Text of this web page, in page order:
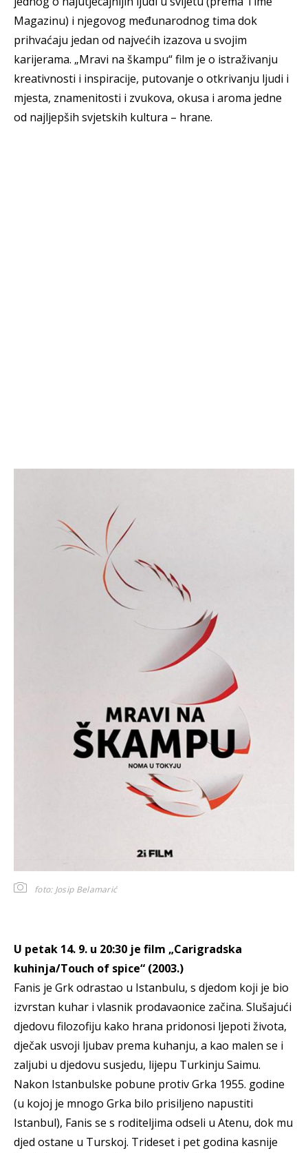
Magazinu) i njegovog međunarodnog tima dok
prihvaćaju jedan od najvećih izazova u svojim
karijerama. „Mravi na škampu“ film je o istraživanju
kreativnosti i inspiracije, putovanje o otkrivanju ljudi i
mjesta, znamenitosti i zvukova, okusa i aroma jedne
od najljepših svjetskih kultura – hrane.
foto: Josip Belamarić
U petak 14. 9. u 20:30 je film „Carigradska
kuhinja/Touch of spice“ (2003.)
Fanis je Grk odrastao u Istanbulu, s djedom koji je bio
izvrstan kuhar i vlasnik prodavaonice začina. Slušajući
djedovu filozofiju kako hrana pridonosi ljepoti života,
dječak usvoji ljubav prema kuhanju, a kao malen se i
zaljubi u djedovu susjedu, lijepu Turkinju Saimu.
Nakon Istanbulske pobune protiv Grka 1955. godine
(u kojoj je mnogo Grka bilo prisiljeno napustiti
Istanbul), Fanis se s roditeljima odseli u Atenu, dok mu
djed ostane u Turskoj. Trideset i pet godina kasnije